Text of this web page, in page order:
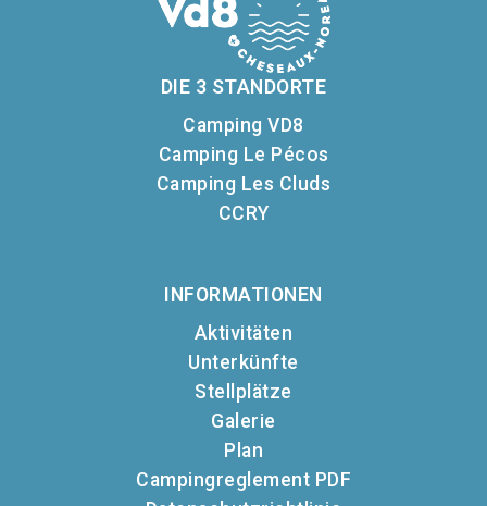
DIE 3 STANDORTE
Camping VD8
Camping Le Pécos
Camping Les Cluds
CCRY
INFORMATIONEN
Aktivitäten
Unterkünfte
Stellplätze
Galerie
Plan
Campingreglement PDF